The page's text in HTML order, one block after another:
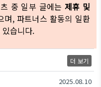
중 일부 글에는 제휴 및
며, 파트너스 활동의 일환
습니다.
더 보기
2025.08.10